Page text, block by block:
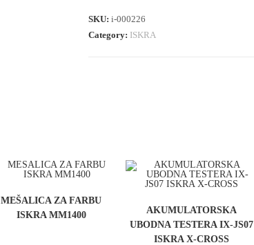
3S-
SKU: i-000226
Category: ISKRA
MEŠALICA ZA FARBU
ISKRA MM1400
AKUMULATORSKA
UBODNA TESTERA IX-JS07
ISKRA X-CROSS